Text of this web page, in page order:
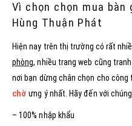
Vì chọn chọn mua
Hùng Thuận Phát
Hiện nay trên thị trường có rất
phòng, nhiều trang web cũng
nơi bạn dừng chân chọn cho công
chờ ưng ý nhất. Hãy đến với
– 100% nhập khẩu